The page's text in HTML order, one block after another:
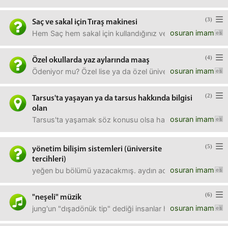
(3)
Saç ve sakal için Tıraş makinesi
osuran imam
Hem Saç hem sakal için kullandığınız ve tavsiye
(4)
Özel okullarda yaz aylarında maaş
osuran imam
Ödeniyor mu? Özel lise ya da özel üniversite, fark etmez.
(2)
Tarsus'ta yaşayan ya da tarsus hakkında bilgisi
olan
osuran imam
Tarsus'ta yaşamak söz konusu olsa hangi semt/mahalle
(5)
yönetim bilişim sistemleri (üniversite
tercihleri)
osuran imam
yeğen bu bölümü yazacakmış. aydın adnan menderes
(6)
"neşeli" müzik
osuran imam
jung'un "dışadönük tip" dediği insanlar hangi müzikleri